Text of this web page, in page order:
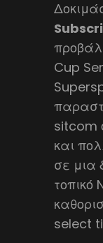
Cup
sitcom
και
σε μια
τοπικό
select